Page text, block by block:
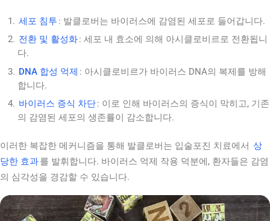
세포 침투 : 발클로버는 바이러스에 감염된 세포로 들어갑니다.
전환 및 활성화: 세포 내 효소에 의해 아시클로비르로 전환됩니
다.
DNA 합성 억제 : 아시클로비르가 바이러스 DNA의 복제를 방해
합니다.
바이러스 증식 차단: 이로 인해 바이러스의 증식이 막히고, 기존
의 감염된 세포의 생존률이 감소합니다.
이러한 복잡한 메커니즘을 통해 발클로버는 입술포진 치료에서 상
당한 효과를 발휘합니다. 바이러스 억제 작용 덕분에, 환자들은 감염
의 심각성을 경감할 수 있습니다.